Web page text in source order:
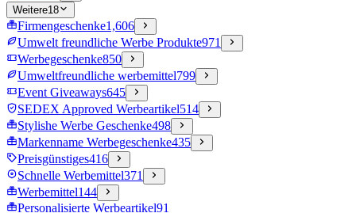
Weitere18
Firmengeschenke1,606
Umwelt freundliche Werbe Produkte971
Werbegeschenke850
Umweltfreundliche werbemittel799
Event Giveaways645
SEDEX Approved Werbeartikel514
Stylishe Werbe Geschenke498
Markenname Werbegeschenke435
Preisgünstiges416
Schnelle Werbemittel371
Werbemittel144
Personalisierte Werbeartikel91